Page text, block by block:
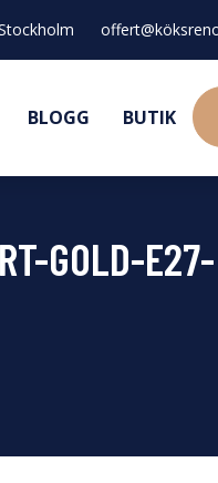
BLOGG BUTIK
GOLD-E27-